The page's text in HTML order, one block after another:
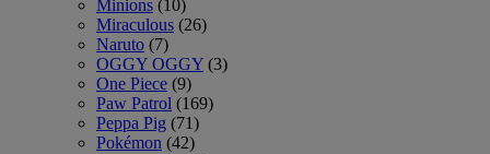
Minions (10)
Miraculous (26)
Naruto (7)
OGGY OGGY (3)
One Piece (9)
Paw Patrol (169)
Peppa Pig (71)
Pokémon (42)